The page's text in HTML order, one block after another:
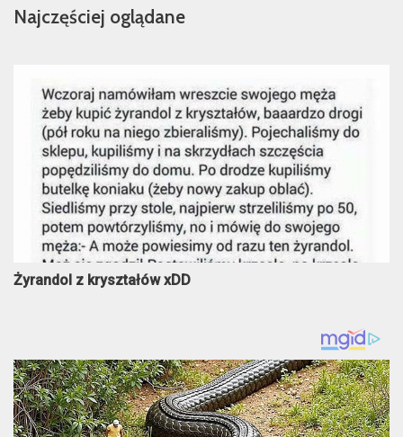
Najczęściej oglądane
Żyrandol z kryształów xDD